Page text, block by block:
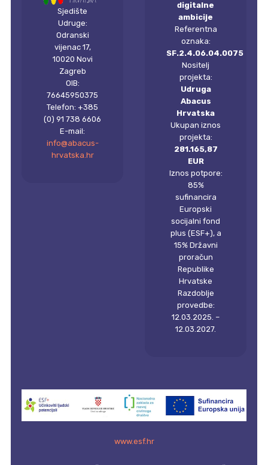
Sjedište
Udruge:
Odranski
vijenac 17,
10020 Novi
Zagreb
OIB:
76645950375
Telefon: +385
(0) 91 738 6606
E-mail:
info@abacus-
hrvatska.hr
digitalne
ambicije
Referentna
oznaka:
SF.2.4.06.04.0075
Nositelj
projekta:
Udruga
Abacus
Hrvatska
Ukupan iznos
projekta:
281.165,87
EUR
Iznos potpore:
85%
sufinancira
Europski
socijalni fond
plus (ESF+), a
15% Državni
proračun
Republike
Hrvatske
Razdoblje
provedbe:
12.03.2025. –
12.03.2027.
www.esf.hr